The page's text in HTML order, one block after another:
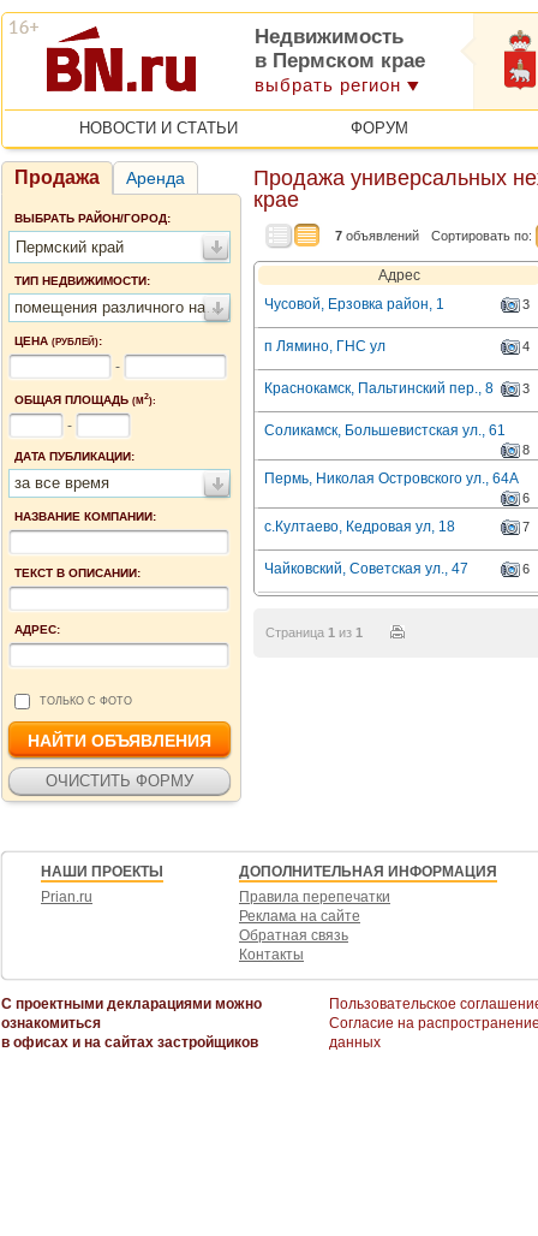
Недвижимость
в Пермском крае
выбрать регион
НОВОСТИ И СТАТЬИ ФОРУМ
Продажа Аренда
ВЫБРАТЬ РАЙОН/ГОРОД:
Пермский край
ТИП НЕДВИЖИМОСТИ:
помещения различного назначения
ЦЕНА (РУБЛЕЙ):
-
ОБЩАЯ ПЛОЩАДЬ (М2):
-
ДАТА ПУБЛИКАЦИИ:
за все время
НАЗВАНИЕ КОМПАНИИ:
ТЕКСТ В ОПИСАНИИ:
АДРЕС:
ТОЛЬКО С ФОТО
Продажа универсальных
крае
7 объявлений Сортировать по:
Адрес
Чусовой, Ерзовка район, 1
3
п Лямино, ГНС ул 4
Краснокамск, Пальтинский пер., 8 3
Соликамск, Большевистская ул., 61
8
Пермь, Николая Островского ул., 64А
6
с.Култаево, Кедровая ул, 18 7
Чайковский, Советская ул., 47 6
Страница 1 из 1
НАШИ ПРОЕКТЫ
Prian.ru
ДОПОЛНИТЕЛЬНАЯ ИНФОРМАЦИЯ
Правила перепечатки
Реклама на сайте
Обратная связь
Контакты
С проектными декларациями можно
ознакомиться
в офисах и на сайтах застройщиков
Пользовательское
Согласие на
данных